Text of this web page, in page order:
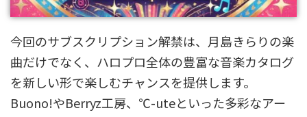
今回のサブスクリプション解禁は、月島きらりの楽
曲だけでなく、ハロプロ全体の豊富な音楽カタログ
を新しい形で楽しむチャンスを提供します。
Buono!やBerryz工房、℃-uteといった多彩なアー